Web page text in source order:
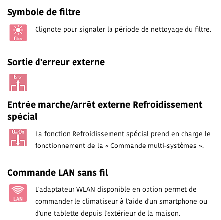
Symbole de filtre
Clignote pour signaler la période de nettoyage du filtre.
Sortie d'erreur externe
Entrée marche/arrêt externe Refroidissement
spécial
La fonction Refroidissement spécial prend en charge le
fonctionnement de la « Commande multi-systèmes ».
Commande LAN sans fil
L'adaptateur WLAN disponible en option permet de
commander le climatiseur à l'aide d'un smartphone ou
d'une tablette depuis l'extérieur de la maison.